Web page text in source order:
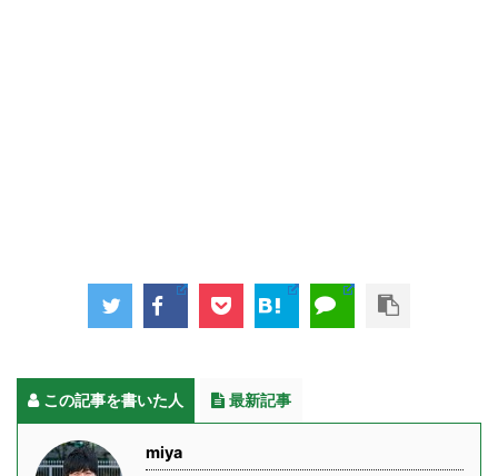
この記事を書いた人 最新記事
miya